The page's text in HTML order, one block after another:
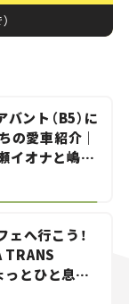
ント（B5）に
の愛車紹介｜
イオナと嶋田
っくばらんば
ェへ行こう！
TRANS
っとひと息。
マでどうす